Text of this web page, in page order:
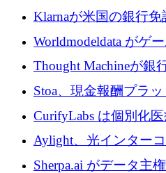
材料スタートアップ
Klarnaが米国の銀行
Worldmodeldata がゲ
ニングに変えるため
Thought Machineが銀
調達、年間収益1億ド
Stoa、現金報酬プラ
ルを確保
CurifyLabs は個別化
ユーロを寄付
Aylight、光インター
けて450万ユーロのプ
Sherpa.ai がデータ主